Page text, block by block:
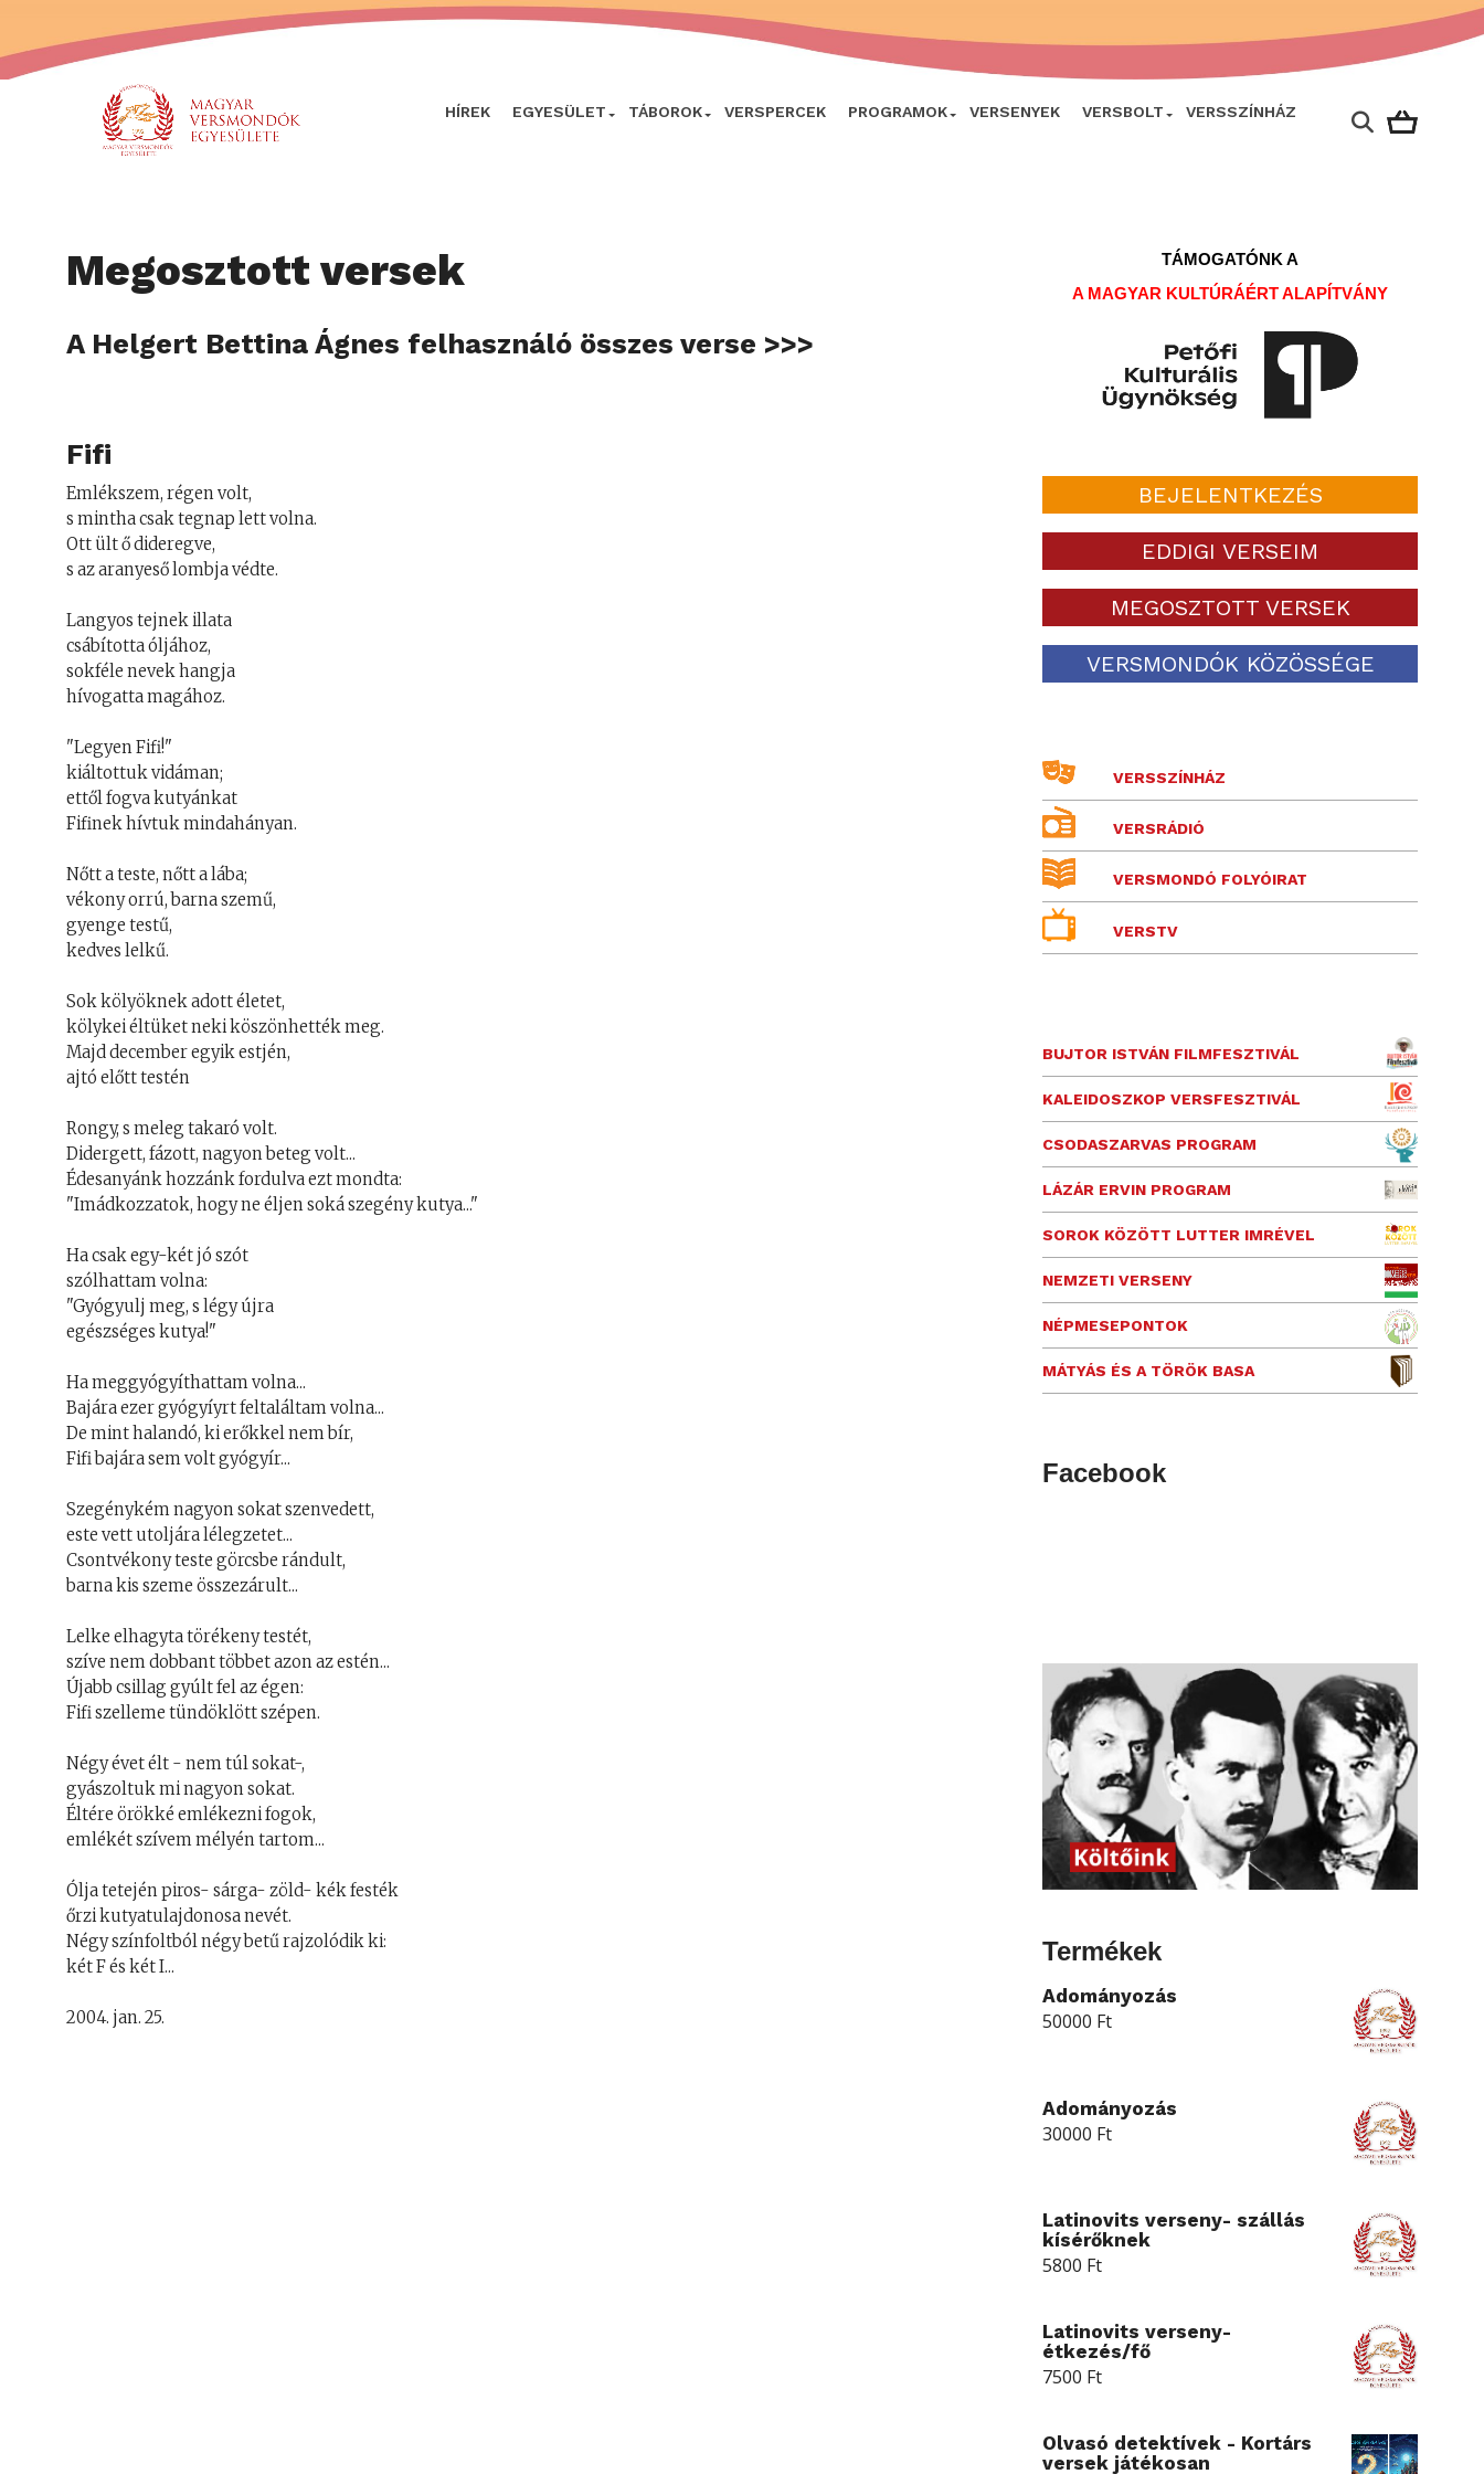
HÍREK EGYESÜLET TÁBOROK VERSPERCEK PROGRAMOK VERSENYEK VERSBOLT VERSSZÍNHÁZ
Megosztott versek
A Helgert Bettina Ágnes felhasználó összes verse >>>
Fifi
Emlékszem, régen volt,
s mintha csak tegnap lett volna.
Ott ült ő dideregve,
s az aranyeső lombja védte.
Langyos tejnek illata
csábította óljához,
sokféle nevek hangja
hívogatta magához.
"Legyen Fifi!"
kiáltottuk vidáman;
ettől fogva kutyánkat
Fifinek hívtuk mindahányan.
Nőtt a teste, nőtt a lába;
vékony orrú, barna szemű,
gyenge testű,
kedves lelkű.
Sok kölyöknek adott életet,
kölykei éltüket neki köszönhették meg.
Majd december egyik estjén,
ajtó előtt testén
Rongy, s meleg takaró volt.
Didergett, fázott, nagyon beteg volt...
Édesanyánk hozzánk fordulva ezt mondta:
"Imádkozzatok, hogy ne éljen soká szegény kutya..."
Ha csak egy-két jó szót
szólhattam volna:
"Gyógyulj meg, s légy újra
egészséges kutya!"
Ha meggyógyíthattam volna...
Bajára ezer gyógyíyrt feltaláltam volna...
De mint halandó, ki erőkkel nem bír,
Fifi bajára sem volt gyógyír...
Szegénykém nagyon sokat szenvedett,
este vett utoljára lélegzetet...
Csontvékony teste görcsbe rándult,
barna kis szeme összezárult...
Lelke elhagyta törékeny testét,
szíve nem dobbant többet azon az estén...
Újabb csillag gyúlt fel az égen:
Fifi szelleme tündöklött szépen.
Négy évet élt - nem túl sokat-,
gyászoltuk mi nagyon sokat.
Éltére örökké emlékezni fogok,
emlékét szívem mélyén tartom...
Ólja tetején piros- sárga- zöld- kék festék
őrzi kutyatulajdonosa nevét.
Négy színfoltból négy betű rajzolódik ki:
két F és két I...
2004. jan. 25.
TÁMOGATÓNK A
A MAGYAR KULTÚRÁÉRT ALAPÍTVÁNY
BEJELENTKEZÉS
EDDIGI VERSEIM
MEGOSZTOTT VERSEK
VERSMONDÓK KÖZÖSSÉGE
VERSSZÍNHÁZ
VERSRÁDIÓ
VERSMONDÓ FOLYÓIRAT
VERSTV
BUJTOR ISTVÁN FILMFESZTIVÁL
KALEIDOSZKOP VERSFESZTIVÁL
CSODASZARVAS PROGRAM
LÁZÁR ERVIN PROGRAM
SOROK KÖZÖTT LUTTER IMRÉVEL
NEMZETI VERSENY
NÉPMESEPONTOK
MÁTYÁS ÉS A TÖRÖK BASA
Facebook
Termékek
Adományozás
50000 Ft
Adományozás
30000 Ft
Latinovits verseny- szállás
kísérőknek
5800 Ft
Latinovits verseny-
étkezés/fő
7500 Ft
Olvasó detektívek - Kortárs
versek játékosan